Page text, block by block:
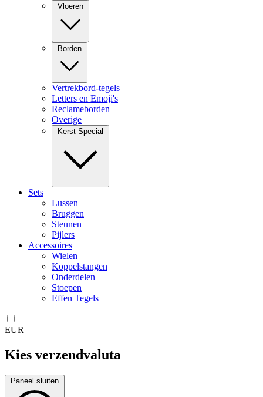
Vloeren
Borden
Vertrekbord-tegels
Letters en Emoji's
Reclameborden
Overige
Kerst Special
Sets
Lussen
Bruggen
Steunen
Pijlers
Accessoires
Wielen
Koppelstangen
Onderdelen
Stoepen
Effen Tegels
EUR
Kies verzendvaluta
Paneel sluiten